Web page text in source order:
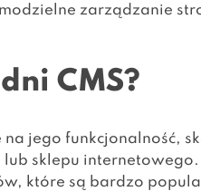
zarządzanie
CMS?
jego funkcjonalność,
sklepu internetowego.
które są bardzo